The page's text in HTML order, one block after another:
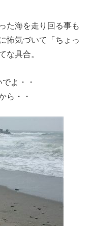
た海を走り回る事も
怖気づいて「ちょっ
な具合。
よ・・
ら・・